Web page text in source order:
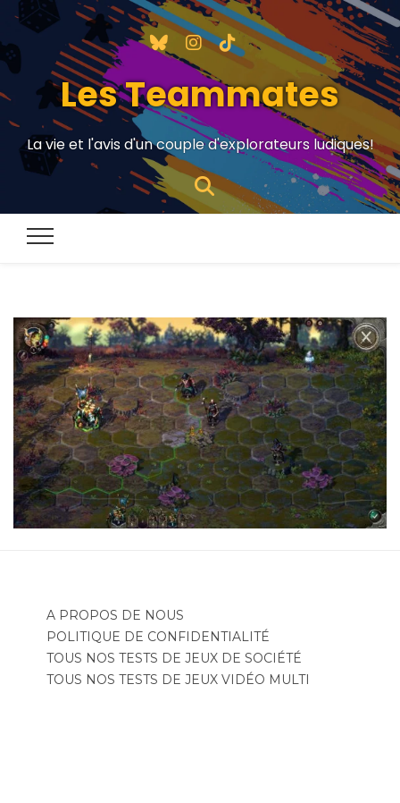
Les Teammates
La vie et l'avis d'un couple d'explorateurs ludiques!
A PROPOS DE NOUS
POLITIQUE DE CONFIDENTIALITÉ
TOUS NOS TESTS DE JEUX DE SOCIÉTÉ
TOUS NOS TESTS DE JEUX VIDÉO MULTI